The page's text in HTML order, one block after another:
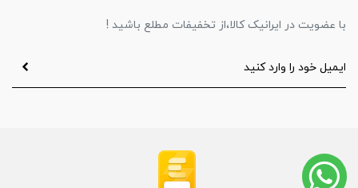
با عضویت در ایرانیک کالا،از تخفیفات مطلع باشید !